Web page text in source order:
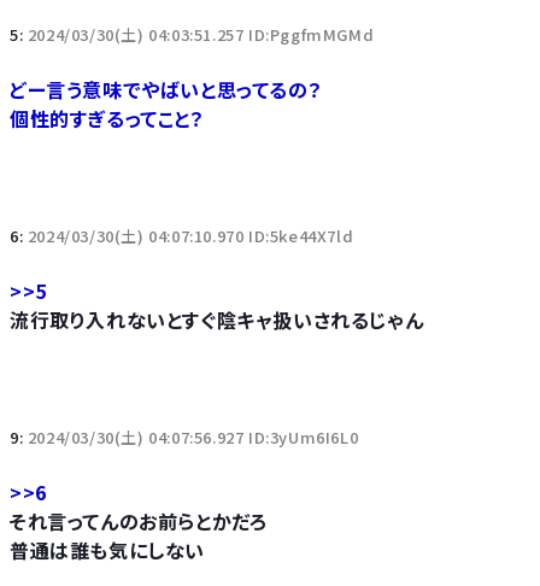
5: 2024/03/30(土) 04:03:51.257 ID:PggfmMGMd
どー言う意味でやばいと思ってるの？
個性的すぎるってこと？
6: 2024/03/30(土) 04:07:10.970 ID:5ke44X7ld
>>5
流行取り入れないとすぐ陰キャ扱いされるじゃん
9: 2024/03/30(土) 04:07:56.927 ID:3yUm6I6L0
>>6
それ言ってんのお前らとかだろ
普通は誰も気にしない